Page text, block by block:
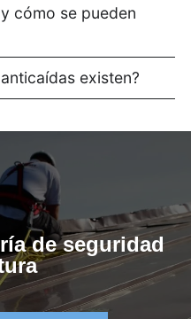
cómo se pueden
existen?
de seguridad